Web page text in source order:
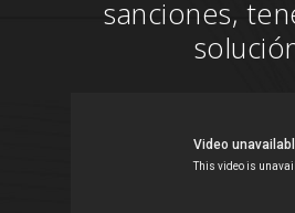
sanciones,